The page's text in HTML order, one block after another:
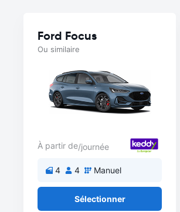
Ford Focus
Ou similaire
À partir de/journée
4 4 Manuel
Sélectionner